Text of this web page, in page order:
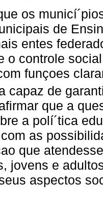
os
de
entes
o controle
funçoes
capaz de
que a
a polí´tica
as
que
jovens e
aspectos